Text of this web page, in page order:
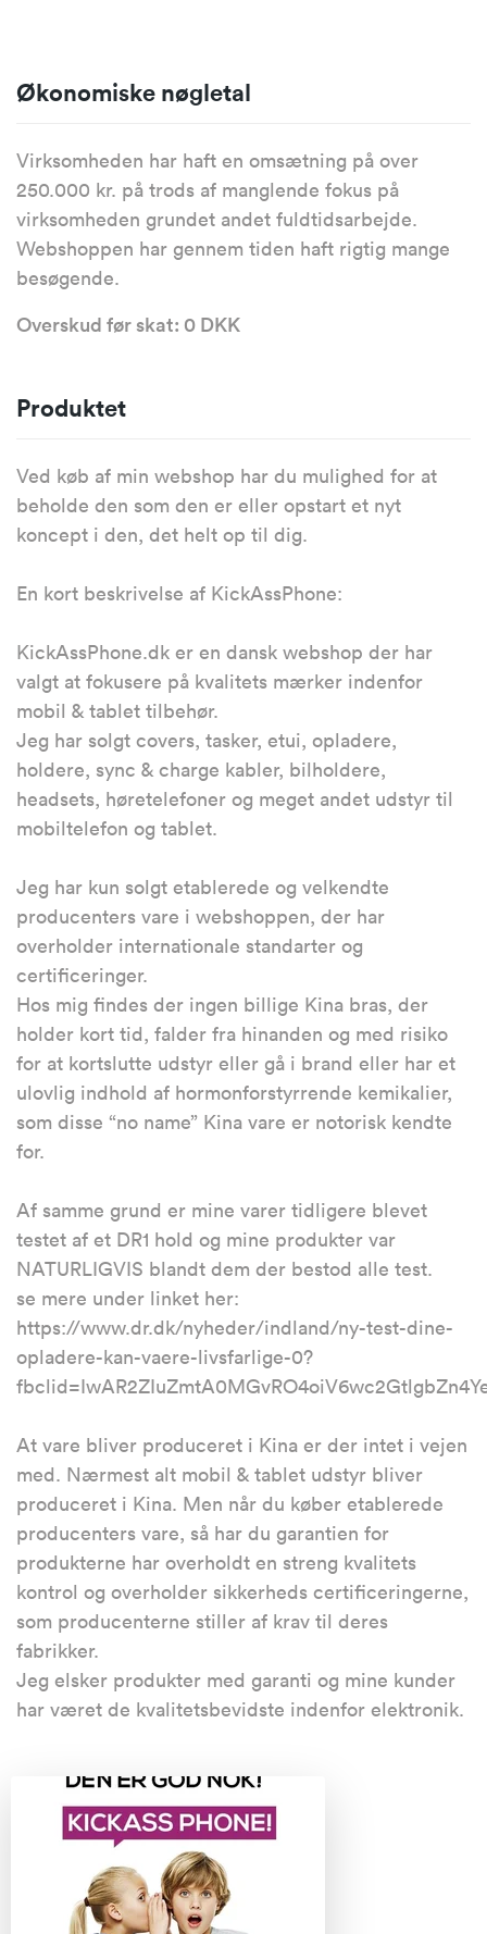
Økonomiske nøgletal
Virksomheden har haft en omsætning på over
250.000 kr. på trods af manglende fokus på
virksomheden grundet andet fuldtidsarbejde.
Webshoppen har gennem tiden haft rigtig mange
besøgende.
Overskud før skat: 0 DKK
Produktet
Ved køb af min webshop har du mulighed for at
beholde den som den er eller opstart et nyt
koncept i den, det helt op til dig.
En kort beskrivelse af KickAssPhone:
KickAssPhone.dk er en dansk webshop der har
valgt at fokusere på kvalitets mærker indenfor
mobil & tablet tilbehør.
Jeg har solgt covers, tasker, etui, opladere,
holdere, sync & charge kabler, bilholdere,
headsets, høretelefoner og meget andet udstyr til
mobiltelefon og tablet.
Jeg har kun solgt etablerede og velkendte
producenters vare i webshoppen, der har
overholder internationale standarter og
certificeringer.
Hos mig findes der ingen billige Kina bras, der
holder kort tid, falder fra hinanden og med risiko
for at kortslutte udstyr eller gå i brand eller har et
ulovlig indhold af hormonforstyrrende kemikalier,
som disse “no name” Kina vare er notorisk kendte
for.
Af samme grund er mine varer tidligere blevet
testet af et DR1 hold og mine produkter var
NATURLIGVIS blandt dem der bestod alle test.
se mere under linket her:
https://www.dr.dk/nyheder/indland/ny-test-dine-
opladere-kan-vaere-livsfarlige-0?
At vare bliver produceret i Kina er der intet i vejen
med. Nærmest alt mobil & tablet udstyr bliver
produceret i Kina. Men når du køber etablerede
producenters vare, så har du garantien for
produkterne har overholdt en streng kvalitets
kontrol og overholder sikkerheds certificeringerne,
som producenterne stiller af krav til deres
fabrikker.
Jeg elsker produkter med garanti og mine kunder
har været de kvalitetsbevidste indenfor elektronik.